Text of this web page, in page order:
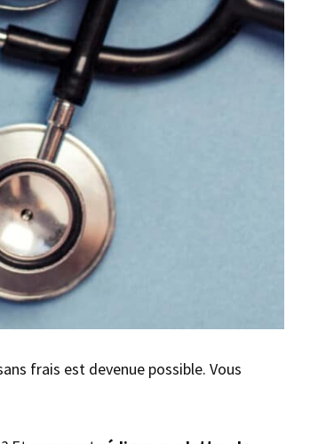
frais est devenue possible. Vous